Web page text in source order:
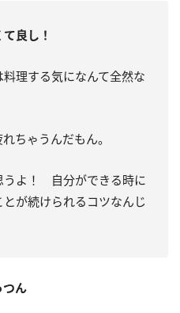
良し！
理する気になんて全然な
ちゃうんだもん。
うよ！ 自分ができる時に
が続けられるコツなんじ
つん